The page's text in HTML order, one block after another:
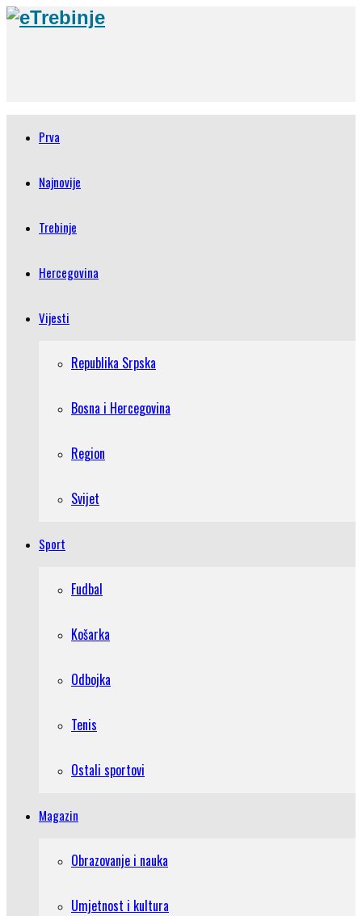
Prva
Najnovije
Trebinje
Hercegovina
Vijesti
Republika Srpska
Bosna i Hercegovina
Region
Svijet
Sport
Fudbal
Košarka
Odbojka
Tenis
Ostali sportovi
Magazin
Obrazovanje i nauka
Umjetnost i kultura